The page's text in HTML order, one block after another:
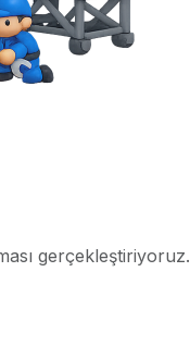
gerçekleştiriyoruz.